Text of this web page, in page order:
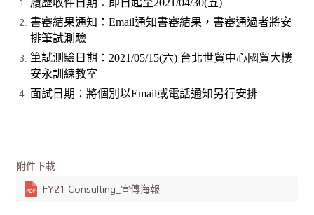
履歷收件日期 ： 即日起至2021/04/30(五)
書審結果通知： Email通知書審結果，書審通過者將安
排筆試測驗
筆試測驗日期： 2021/05/15(六) 台北世貿中心國貿大樓
安永訓練教室
面試日期：將個別以Email或電話通知另行安排
附件下載
FY21 Consulting_宣傳海報